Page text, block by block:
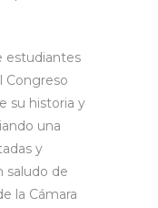
estudiantes
Congreso
su historia y
una
y
saludo de
la Cámara